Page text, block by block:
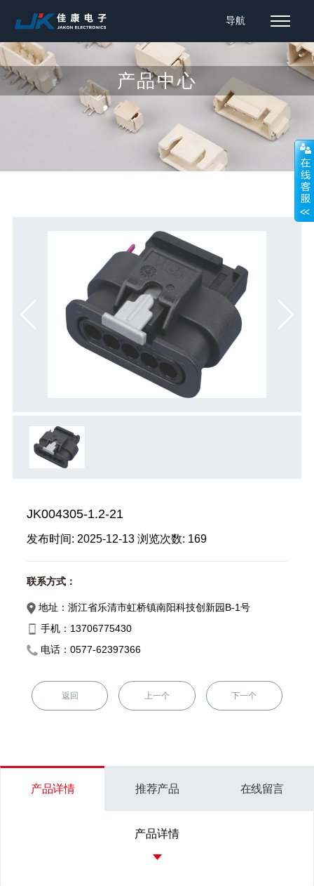
导航
产品中心
JK004305-1.2-21
发布时间: 2025-12-13 浏览次数: 169
联系方式：
地址：浙江省乐清市虹桥镇南阳科技创新园B-1号
手机：13706775430
电话：0577-62397366
返回 上一个 下一个
产品详情 推荐产品 在线留言
产品详情